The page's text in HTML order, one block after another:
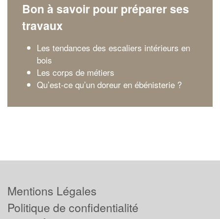
Bon à savoir pour préparer ses
travaux
Les tendances des escaliers intérieurs en
bois
Les corps de métiers
Qu’est-ce qu’un doreur en ébénisterie ?
Mentions Légales
Politique de confidentialité